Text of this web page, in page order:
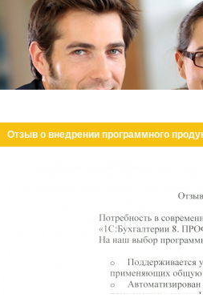
Отзыв о внедрении программного